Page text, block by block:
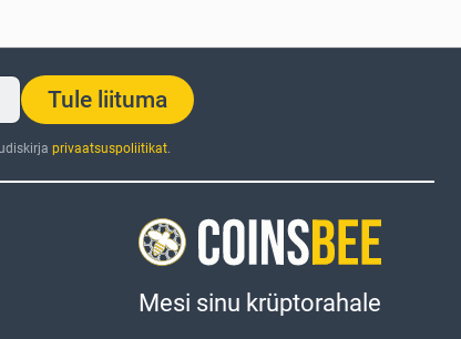
Tule liituma
privaatsuspoliitikat.
Mesi sinu krüptorahale